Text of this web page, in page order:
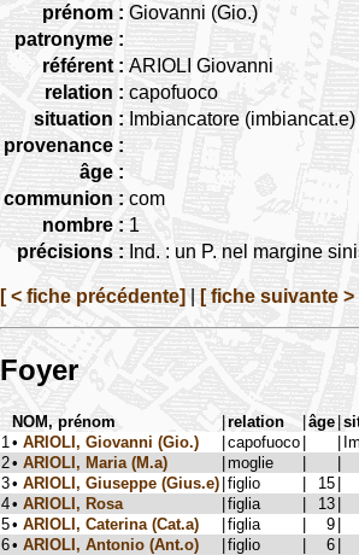
prénom : Giovanni (Gio.)
patronyme :
référent : ARIOLI Giovanni
relation : capofuoco
situation : Imbiancatore (imbiancat.e)
provenance :
âge :
communion : com
nombre : 1
précisions : Ind. : un P. nel margine
[ < fiche précédente] [ fiche suivante >
Foyer
NOM, prénom |relation |âge |
1 • ARIOLI, Giovanni (Gio.) |capofuoco | |
2• ARIOLI, Maria (M.a) |moglie |
|
3• ARIOLI, Giuseppe (Gius.e) |figlio | 15 |
4• ARIOLI, Rosa |figlia | 13 |
5• ARIOLI, Caterina (Cat.a) |figlia | 9 |
6• ARIOLI, Antonio (Ant.o) |figlio | 6 |